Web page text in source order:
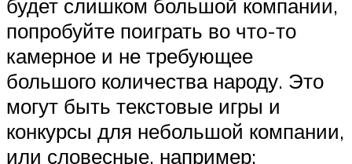
будет слишком большой компании,
попробуйте поиграть во что-то
камерное и не требующее
большого количества народу. Это
могут быть текстовые игры и
конкурсы для небольшой компании,
или словесные, например: